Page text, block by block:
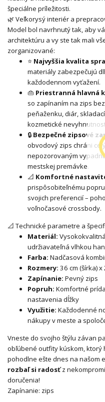
špeciálne príležitosti.
🌿 Veľkorysý interiér a
Model bol navrhnutý tak, aby
architektúru a vy ste tak mali
zorganizované:
⭐ Najvyššia kvalita
materiály zabezpečujú
každodennom vyťažení.
👜 Priestranná hlavná
so zapínaním na zips
peňaženku, diár,
kozmetické
🔒 Bezpečné zipsové
obvodový zips chráni
nepozorovaným
mestskej premávke.
📐 Komfortné
prispôsobiteľnému
svojich preferencií –
voľnočasové crossbody.
📐 Technické parametre a
Materiál:
udržiavateľná vlhkou
Farba: Nadčasová
Rozmery: 36 cm (šírka) x
Zapínanie: Pevný zips
Popruh: Komfortné
nastavenia dĺžky
Využitie: Každodenné
nákupy v meste a
Vneste do svojho štýlu závan
obľúbené outfity kúskom, ktorý
pohodlne ešte dnes na našom
rozbaľ si radosťz
doručenia!
Zapínanie: zips